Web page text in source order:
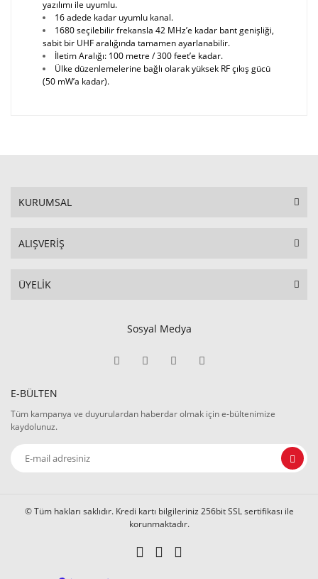
yazılımı ile uyumlu.
16 adede kadar uyumlu kanal.
1680 seçilebilir frekansla 42 MHz’e kadar bant genişliği,
sabit bir UHF aralığında tamamen ayarlanabilir.
İletim Aralığı: 100 metre / 300 feet’e kadar.
Ülke düzenlemelerine bağlı olarak yüksek RF çıkış gücü
(50 mW’a kadar).
KURUMSAL
ALIŞVERİŞ
ÜYELİK
Sosyal Medya
E-BÜLTEN
Tüm kampanya ve duyurulardan haberdar olmak için e-bültenimize
kaydolunuz.
© Tüm hakları saklıdır. Kredi kartı bilgileriniz 256bit SSL sertifikası ile
korunmaktadır.